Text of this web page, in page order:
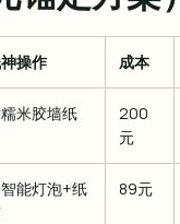
操作 成本
米胶墙纸
200
元
能灯泡+纸
89元